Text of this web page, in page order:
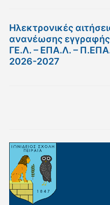
Ηλεκτρονικές
ανανέωσης
ΓΕ.Λ. – ΕΠΑ.Λ. –
2026-2027